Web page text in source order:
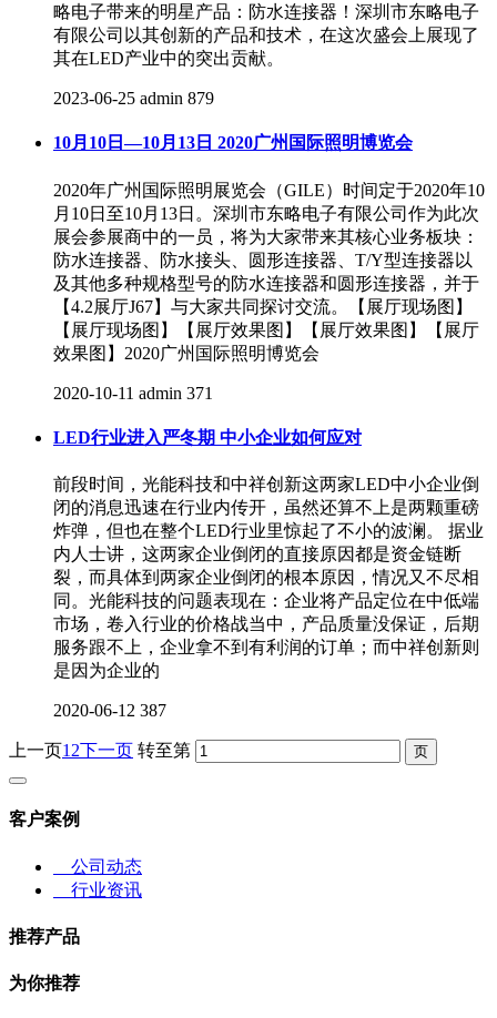
略电子带来的明星产品：防水连接器！深圳市东略电子
有限公司以其创新的产品和技术，在这次盛会上展现了
其在LED产业中的突出贡献。
2023-06-25 admin 879
10月10日—10月13日 2020广州国际照明博览会
2020年广州国际照明展览会（GILE）时间定于2020年10
月10日至10月13日。深圳市东略电子有限公司作为此次
展会参展商中的一员，将为大家带来其核心业务板块：
防水连接器、防水接头、圆形连接器、T/Y型连接器以
及其他多种规格型号的防水连接器和圆形连接器，并于
【4.2展厅J67】与大家共同探讨交流。【展厅现场图】
【展厅现场图】【展厅效果图】【展厅效果图】【展厅
效果图】2020广州国际照明博览会
2020-10-11 admin 371
LED行业进入严冬期 中小企业如何应对
前段时间，光能科技和中祥创新这两家LED中小企业倒
闭的消息迅速在行业内传开，虽然还算不上是两颗重磅
炸弹，但也在整个LED行业里惊起了不小的波澜。 据业
内人士讲，这两家企业倒闭的直接原因都是资金链断
裂，而具体到两家企业倒闭的根本原因，情况又不尽相
同。光能科技的问题表现在：企业将产品定位在中低端
市场，卷入行业的价格战当中，产品质量没保证，后期
服务跟不上，企业拿不到有利润的订单；而中祥创新则
是因为企业的
2020-06-12 387
上一页1 2下一页 转至第
客户案例
公司动态
行业资讯
推荐产品
为你推荐